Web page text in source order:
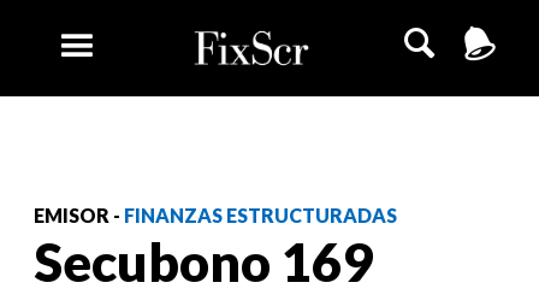
EMISOR - FINANZAS ESTRUCTURADAS
Secubono 169